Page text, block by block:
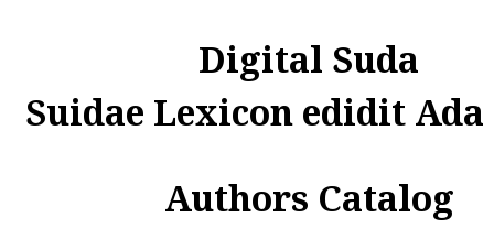
Digital Suda
Suidae Lexicon edidit
Authors Catalog